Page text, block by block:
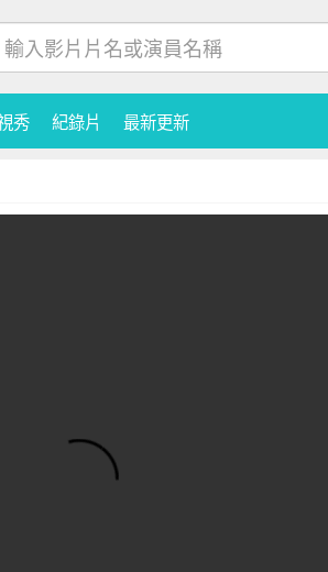
秀 紀錄片 最新更新